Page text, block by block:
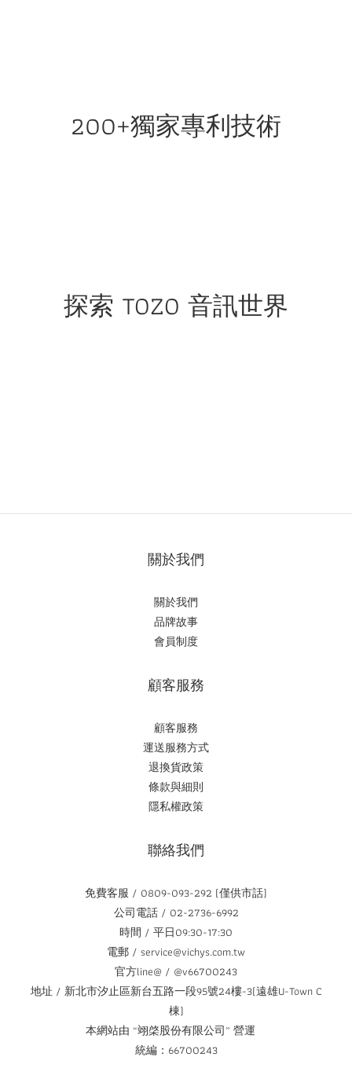
200+獨家專利技術
探索 TOZO 音訊世界
關於我們
關於我們
品牌故事
會員制度
顧客服務
顧客服務
運送服務方式
退換貨政策
條款與細則
隱私權政策
聯絡我們
免費客服 / 0809-093-292 (僅供市話)
公司電話 / 02-2736-6992
時間 / 平日09:30-17:30
電郵 / service@vichys.com.tw
官方line@ / @v66700243
地址 / 新北市汐止區新台五路一段95號24樓-3(遠雄U-Town C
棟)
本網站由 “翊棨股份有限公司” 營運
統編：66700243